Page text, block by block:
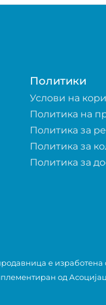
Политики
Услови на
Политика на
Политика за
Политика за
Политика за
е изработена
од